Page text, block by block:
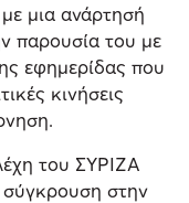
μια ανάρτησή
παρουσία του με
εφημερίδας που
κινήσεις
του ΣΥΡΙΖΑ
σύγκρουση στην